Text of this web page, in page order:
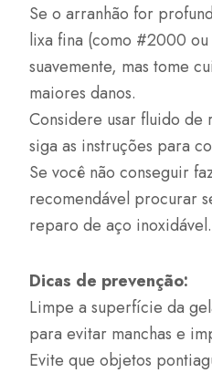
Se o arranhão for
lixa fina (como #2000
suavemente, mas tome
maiores danos.
Considere usar fluido de
siga as instruções para
Se você não conseguir
recomendável procurar
reparo de aço inoxidável.
Dicas de prevenção:
Limpe a superfície da
para evitar manchas e
Evite que objetos